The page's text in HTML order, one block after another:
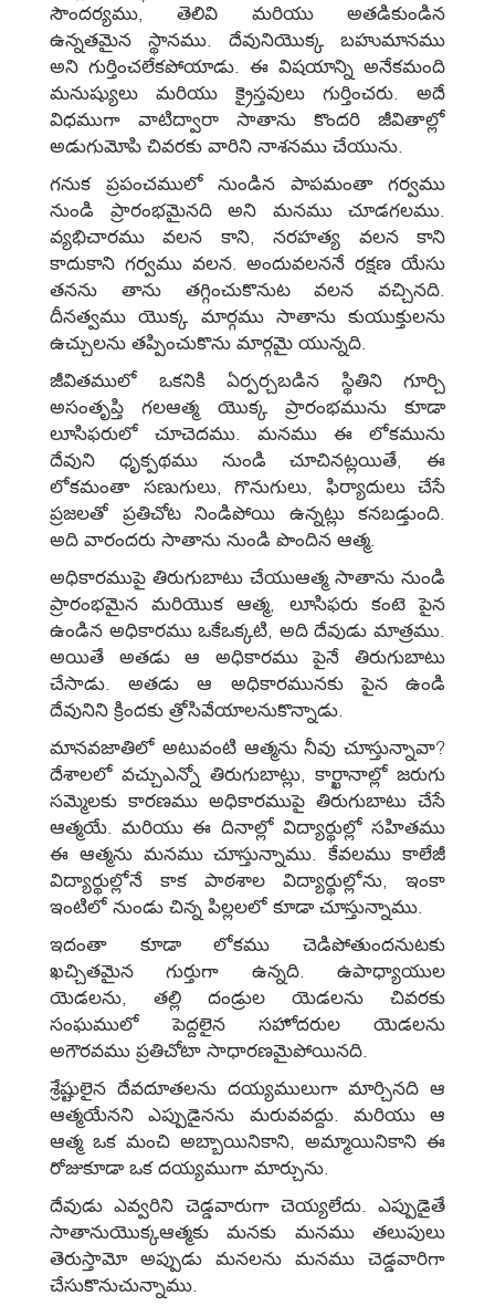
సౌందర్యము, తెలివి మరియు అతడికుండిన
ఉన్నతమైన స్థానము. దేవునియొక్క బహుమానము
అని గుర్తించలేకపోయాడు. ఈ విషయాన్ని అనేకమంది
మనుష్యులు మరియు క్రైస్తవులు గుర్తించరు. అదే
విధముగా వాటిద్వారా సాతాను కొందరి జీవితాల్లో
అడుగుమోపి చివరకు వారిని నాశనము చేయును.
గనుక ప్రపంచములో నుండిన పాపమంతా గర్వము
నుండి ప్రారంభమైనది అని మనము చూడగలము.
వ్యభిచారము వలన కాని, నరహత్య వలన కాని
కాదుకాని గర్వము వలన. అందువలననే రక్షణ యేసు
తనను తాను తగ్గించుకొనుట వలన వచ్చినది.
దీనత్వము యొక్క మార్గము సాతాను కుయుక్తులను
ఉచ్చులను తప్పించుకొను మార్గమై యున్నది.
జీవితములో ఒకనికి ఏర్పర్చబడిన స్థితిని గూర్చి
అసంతృప్తి గలఆత్మ యొక్క ప్రారంభమును కూడా
లూసిఫరులో చూచెదము. మనము ఈ లోకమును
దేవుని ధృక్పథము నుండి చూచినట్లయితే, ఈ
లోకమంతా సణుగులు, గొనుగులు, ఫిర్యాదులు చేసే
ప్రజలతో ప్రతిచోట నిండిపోయి ఉన్నట్లు కనబడ్తుంది.
అది వారందరు సాతాను నుండి పొందిన ఆత్మ.
అధికారముపై తిరుగుబాటు చేయుఆత్మ సాతాను నుండి
ప్రారంభమైన మరియొక ఆత్మ, లూసిఫరు కంటె పైన
ఉండిన అధికారము ఒకేఒక్కటి, అది దేవుడు మాత్రము.
అయితే అతడు ఆ అధికారము పైనే తిరుగుబాటు
చేసాడు. అతడు ఆ అధికారమునకు పైన ఉండి
దేవునిని క్రిందకు త్రోసివేయాలనుకొన్నాడు.
మానవజాతిలో అటువంటి ఆత్మను నీవు చూస్తున్నావా?
దేశాలలో వచ్చుఎన్నో తిరుగుబాట్లు, కార్ఖానాల్లో జరుగు
సమ్మెలకు కారణము అధికారముపై తిరుగుబాటు చేసే
ఆత్మయే. మరియు ఈ దినాల్లో విద్యార్థుల్లో సహితము
ఈ ఆత్మను మనము చూస్తున్నాము. కేవలము కాలేజీ
విద్యార్థుల్లోనే కాక పాఠశాల విద్యార్థుల్లోను, ఇంకా
ఇంటిలో నుండు చిన్న పిల్లలలో కూడా చూస్తున్నాము.
ఇదంతా కూడా లోకము చెడిపోతుందనుటకు
ఖచ్చితమైన గుర్తుగా ఉన్నది. ఉపాధ్యాయుల
యెడలను, తల్లి దండ్రుల యెడలను చివరకు
సంఘములో పెద్దలైన సహోదరుల యెడలను
అగౌరవము ప్రతిచోటా సాధారణమైపోయినది.
శ్రేష్టులైన దేవదూతలను దయ్యములుగా మార్చినది ఆ
ఆత్మయేనని ఎప్పుడైనను మరువవద్దు. మరియు ఆ
ఆత్మ ఒక మంచి అబ్బాయినికాని, అమ్మాయినికాని ఈ
రోజుకూడా ఒక దయ్యముగా మార్చును.
దేవుడు ఎవ్వరిని చెడ్డవారుగా చెయ్యలేదు. ఎప్పుడైతే
సాతానుయొక్కఆత్మకు మనకు మనము తలుపులు
తెరుస్తామో అప్పుడు మనలను మనము చెడ్డవారిగా
చేసుకొనుచున్నాము.